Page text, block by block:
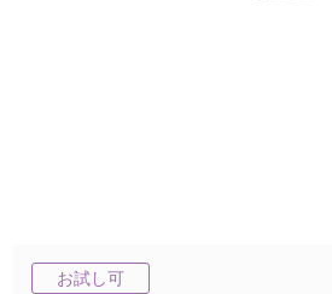
お試し可